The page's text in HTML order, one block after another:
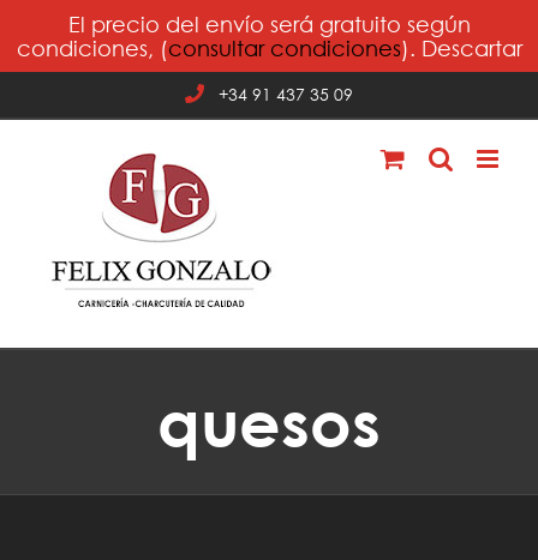
El precio del envío será gratuito según
condiciones, (consultar condiciones). Descartar
contenido
+34 91 437 35 09
quesos